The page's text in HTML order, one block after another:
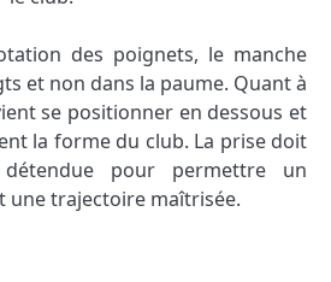
des poignets, le manche
et non dans la paume. Quant à
se positionner en dessous et
la forme du club. La prise doit
pour permettre un
une trajectoire maîtrisée.